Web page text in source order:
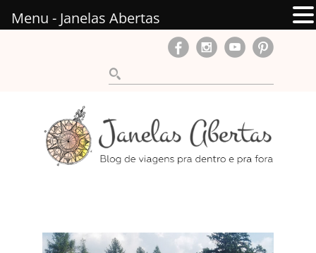
Menu - Janelas Abertas